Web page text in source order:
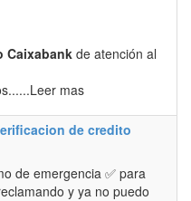
Caixabank de atención al
mas
de credito
de emergencia ✅ para
y ya no puedo